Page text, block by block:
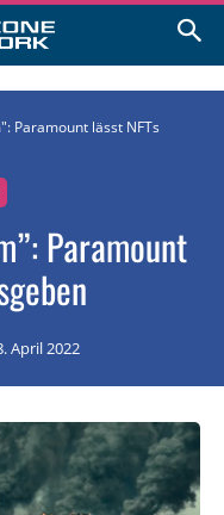
Paramount lässt NFTs
Paramount
April 2022